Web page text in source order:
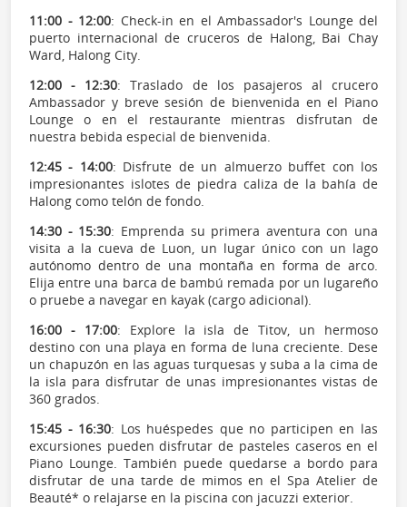
11:00 - 12:00: Check-in en el Ambassador's Lounge del
puerto internacional de cruceros de Halong, Bai Chay
Ward, Halong City.
12:00 - 12:30: Traslado de los pasajeros al crucero
Ambassador y breve sesión de bienvenida en el Piano
Lounge o en el restaurante mientras disfrutan de
nuestra bebida especial de bienvenida.
12:45 - 14:00: Disfrute de un almuerzo buffet con los
impresionantes islotes de piedra caliza de la bahía de
Halong como telón de fondo.
14:30 - 15:30: Emprenda su primera aventura con una
visita a la cueva de Luon, un lugar único con un lago
autónomo dentro de una montaña en forma de arco.
Elija entre una barca de bambú remada por un lugareño
o pruebe a navegar en kayak (cargo adicional).
16:00 - 17:00: Explore la isla de Titov, un hermoso
destino con una playa en forma de luna creciente. Dese
un chapuzón en las aguas turquesas y suba a la cima de
la isla para disfrutar de unas impresionantes vistas de
360 grados.
15:45 - 16:30: Los huéspedes que no participen en las
excursiones pueden disfrutar de pasteles caseros en el
Piano Lounge. También puede quedarse a bordo para
disfrutar de una tarde de mimos en el Spa Atelier de
Beauté* o relajarse en la piscina con jacuzzi exterior.